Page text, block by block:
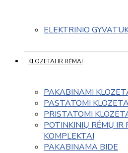
ELEKTRINIO
KLOZETAI IR RĖMAI
PAKABINAMI
PASTATOMI
PRISTATOMI
POTINKINIŲ RĖMŲ
KOMPLEKTAI
PAKABINAMA BIDE